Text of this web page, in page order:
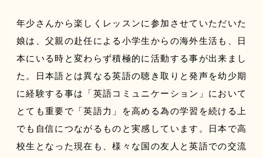
年少さんから楽しくレッスンに参加させていただいた
娘は、父親の赴任による小学生からの海外生活も、日
本にいる時と変わらず積極的に活動する事が出来まし
た。日本語とは異なる英語の聴き取りと発声を幼少期
に経験する事は「英語コミュニケーション」において
とても重要で「英語力」を高める為の学習を続ける上
でも自信につながるものと実感しています。日本で高
校生となった現在も、様々な国の友人と英語での交流